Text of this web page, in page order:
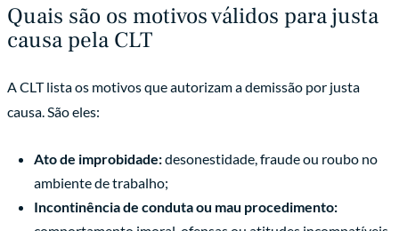
Quais são os motivos válidos para justa
causa pela CLT
A CLT lista os motivos que autorizam a demissão por justa
causa. São eles:
Ato de improbidade:desonestidade, fraude ou roubo no
ambiente de trabalho;
Incontinência de conduta ou mau procedimento: